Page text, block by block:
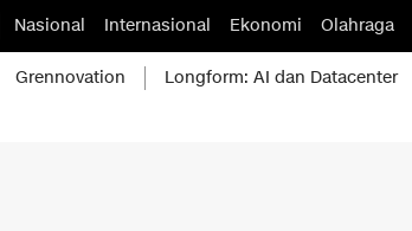
Nasional Internasional Ekonomi Olahraga
Grennovation Longform: AI dan Datacenter